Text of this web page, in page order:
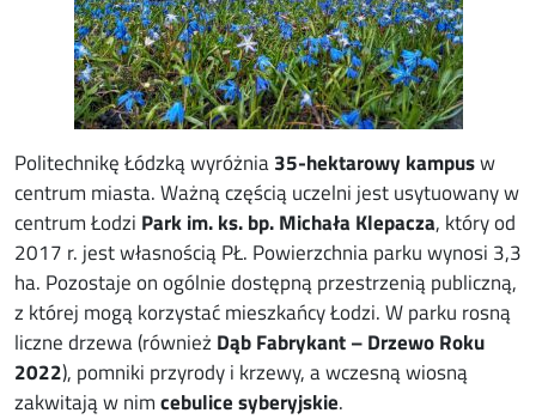
Politechnikę Łódzką wyróżnia35-hektarowy kampusw
centrum miasta. Ważną częścią uczelni jest usytuowany w
centrum Łodzi Park im. ks. bp. Michała Klepacza, który od
2017 r. jest własnością PŁ. Powierzchnia parku wynosi 3,3
ha. Pozostaje on ogólnie dostępną przestrzenią publiczną,
z której mogą korzystać mieszkańcy Łodzi. W parku rosną
liczne drzewa (również Dąb Fabrykant – Drzewo Roku
2022), pomniki przyrody i krzewy, a wczesną wiosną
zakwitają w nimcebulice syberyjskie.